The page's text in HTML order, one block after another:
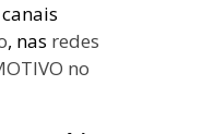
, nas redes
no